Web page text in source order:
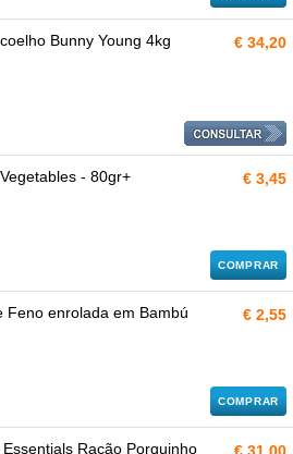
Bunny Young 4kg € 34,20
- 80gr+ € 3,45
COMPRAR
Feno enrolada em Bambú
€ 2,55
COMPRAR
Ração Porquinho